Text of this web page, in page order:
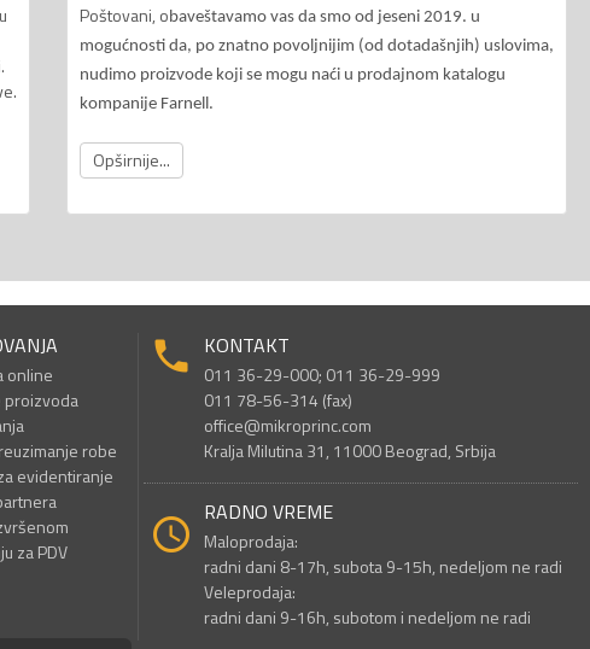
Poštovani, o baveštavamo vas da smo od jeseni 2019. u
mogućnosti da, po znatno povoljnijim (od dotadašnjih) uslovima,
nudimo proizvode koji se mogu naći u prodajnom katalogu
kompanije Farnell.
Opširnije...
online
proizvoda
robe
evidentiranje
za PDV
KONTAKT
011 36-29-000; 011 36-29-999
011 78-56-314 (fax)
office@mikroprinc.com
Kralja Milutina 31, 11000 Beograd, Srbija
RADNO VREME
Maloprodaja:
radni dani 8-17h, subota 9-15h, nedeljom ne radi
Veleprodaja:
radni dani 9-16h, subotom i nedeljom ne radi